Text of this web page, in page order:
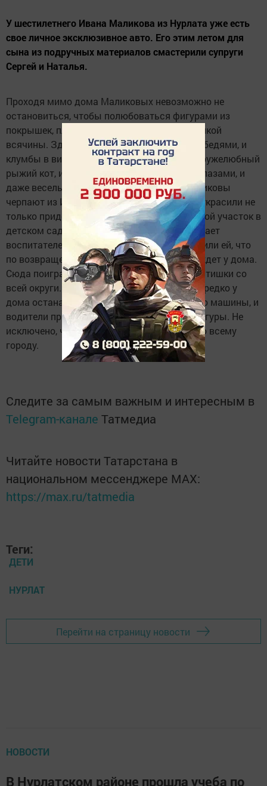
У шестилетнего Ивана Маликова из Нурлата уже есть
свое личное эксклюзивное авто. Его этим летом для
сына из подручных материалов смастерили супруги
Сергей и Наталья.
Проходя мимо дома Маликовых невозможно не
остановиться, чтобы полюбоваться фигурами из
покрышек, пластиковых бутылок и иной всякой
всячины. Здесь и цветочный островок с лебедями, и
клумбы в виде влюбленных черепашек, и дружелюбный
рыжий кот, и пенек-домовенок с добрыми глазами, и
даже весельчак-смешарик Крош. Идеи Маликовы
черпают из Интернета. Таким образом они украсили не
только придомовую территорию, но и игровой участок в
детском саду «Белочка», где Наталья работает
воспитателем. Соседи не раз в шутку говорили ей, что
по возвращению с работы детский сад ее ждет у дома.
Сюда поиграть на песочнице приходят ребятишки со
всей округи. Не дремлют и «папарацци». Нередко у
дома останавливаются проезжающие мимо машины, и
водители прямо из окна фотографируют фигуры. Не
исключено, что у них уже есть прототипы по всему
городу.
Следите за самым важным и интересным в
Telegram-канале Татмедиа
Читайте новости Татарстана в
национальном мессенджере MАХ:
https://max.ru/tatmedia
Теги:
ДЕТИ
НУРЛАТ
Перейти на страницу новости
НОВОСТИ
В Нурлатском районе прошла учеба по